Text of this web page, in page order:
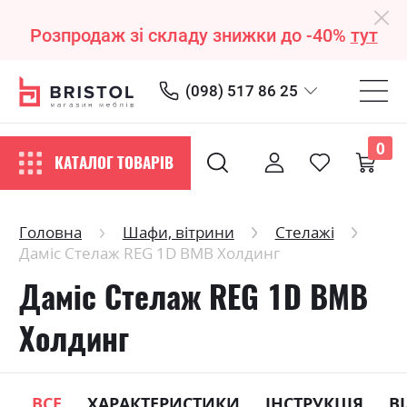
Розпродаж зі складу знижки до -40% тут
(098) 517 86 25
КАТАЛОГ ТОВАРІВ
0
Головна Шафи, вітрини
Стелажі
Даміс Стелаж REG 1D ВМВ Холдинг
Даміс Стелаж REG 1D ВМВ
Холдинг